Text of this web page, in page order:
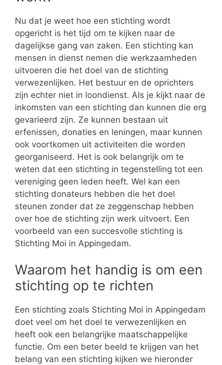
Nu dat je weet hoe een stichting wordt
opgericht is het tijd om te kijken naar de
dagelijkse gang van zaken. Een stichting kan
mensen in dienst nemen die werkzaamheden
uitvoeren die het doel van de stichting
verwezenlijken. Het bestuur en de oprichters
zijn echter niet in loondienst. Als je kijkt naar de
inkomsten van een stichting dan kunnen die erg
gevarieerd zijn. Ze kunnen bestaan uit
erfenissen, donaties en leningen, maar kunnen
ook voortkomen uit activiteiten die worden
georganiseerd. Het is ook belangrijk om te
weten dat een stichting in tegenstelling tot een
vereniging geen leden heeft. Wel kan een
stichting donateurs hebben die het doel
steunen zonder dat ze zeggenschap hebben
over hoe de stichting zijn werk uitvoert. Een
voorbeeld van een succesvolle stichting is
Stichting Moi in Appingedam.
Waarom het handig is om een
stichting op te richten
Een stichting zoals Stichting Moi in Appingedam
doet veel om het doel te verwezenlijken en
heeft ook een belangrijke maatschappelijke
functie. Om een beter beeld te krijgen van het
belang van een stichting kijken we hieronder